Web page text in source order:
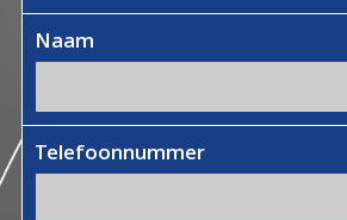
Naam
Telefoonnummer